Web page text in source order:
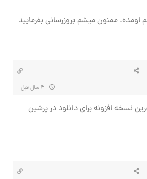
نسخه افزونه برای دانلود در پرشین